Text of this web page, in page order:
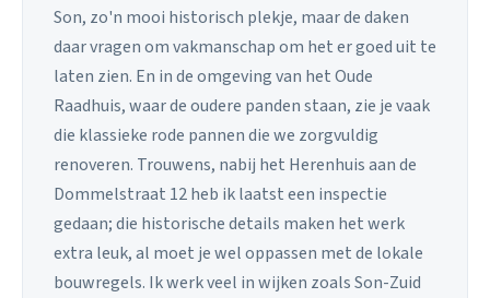
Son, zo'n mooi historisch plekje, maar de daken
daar vragen om vakmanschap om het er goed uit te
laten zien. En in de omgeving van het Oude
Raadhuis, waar de oudere panden staan, zie je vaak
die klassieke rode pannen die we zorgvuldig
renoveren. Trouwens, nabij het Herenhuis aan de
Dommelstraat 12 heb ik laatst een inspectie
gedaan; die historische details maken het werk
extra leuk, al moet je wel oppassen met de lokale
bouwregels. Ik werk veel in wijken zoals Son-Zuid